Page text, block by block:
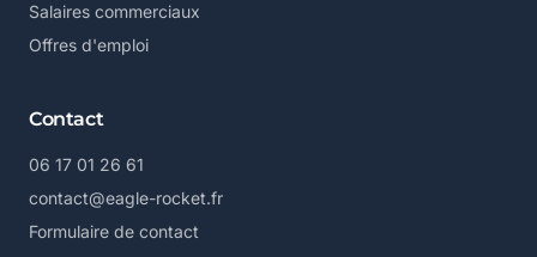
Salaires commerciaux
Offres d'emploi
Contact
06 17 01 26 61
contact@eagle-rocket.fr
Formulaire de contact